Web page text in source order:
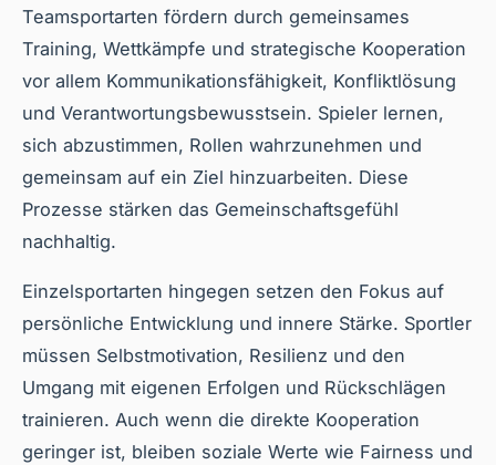
Teamsportarten fördern durch gemeinsames
Training, Wettkämpfe und strategische Kooperation
vor allem Kommunikationsfähigkeit, Konfliktlösung
und Verantwortungsbewusstsein. Spieler lernen,
sich abzustimmen, Rollen wahrzunehmen und
gemeinsam auf ein Ziel hinzuarbeiten. Diese
Prozesse stärken das Gemeinschaftsgefühl
nachhaltig.
Einzelsportarten hingegen setzen den Fokus auf
persönliche Entwicklung und innere Stärke. Sportler
müssen Selbstmotivation, Resilienz und den
Umgang mit eigenen Erfolgen und Rückschlägen
trainieren. Auch wenn die direkte Kooperation
geringer ist, bleiben soziale Werte wie Fairness und